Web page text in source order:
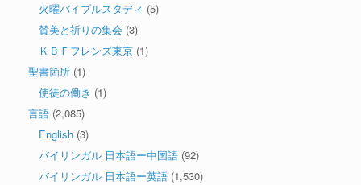
火曜バイブルスタディ (5)
賛美と祈りの集会 (3)
ＫＢＦフレンズ東京 (1)
聖書箇所 (1)
使徒の働き (1)
言語 (2,085)
English (3)
バイリンガル 日本語ー中国語 (92)
バイリンガル 日本語ー英語 (1,530)